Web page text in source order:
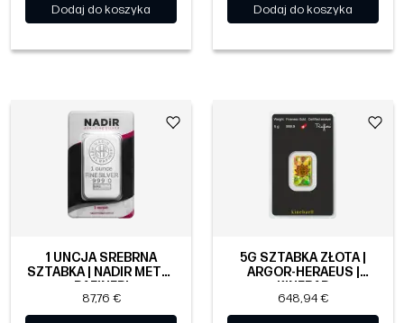
Dodaj do koszyka
Dodaj do koszyka
1 UNCJA SREBRNA
SZTABKA | NADIR METAL
RAFINERI
87,76 €
5G SZTABKA ZŁOTA |
ARGOR-HERAEUS |
KINEBAR
648,94 €